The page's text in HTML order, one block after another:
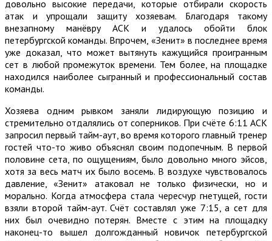
довольно высокие передачи, которые отбирали скорость
атак и упрощали защиту хозяевам. Благодаря такому
внезапному манёвру АСК и удалось обойти блок
петербургской команды. Впрочем, «Зенит» в последнее время
уже доказал, что может вытянуть кажущийся проигранным
сет в любой промежуток времени. Тем более, на площадке
находился наиболее сыгранный и профессиональный состав
команды.
Хозяева одним рывком заняли лидирующую позицию и
стремительно отдалялись от соперников. При счёте 6:11 АСК
запросил первый тайм-аут, во время которого главный тренер
гостей что-то живо объяснял своим подопечным. В первой
половине сета, по ощущениям, было довольно много эйсов,
хотя за весь матч их было восемь. В воздухе чувствовалось
давление, «Зенит» атаковал не только физически, но и
морально. Когда атмосфера стала чересчур гнетущей, гости
взяли второй тайм-аут. Счёт составлял уже 7:15, а сет для
них был очевидно потерян. Вместе с этим на площадку
наконец-то вышел долгожданный новичок петербургской